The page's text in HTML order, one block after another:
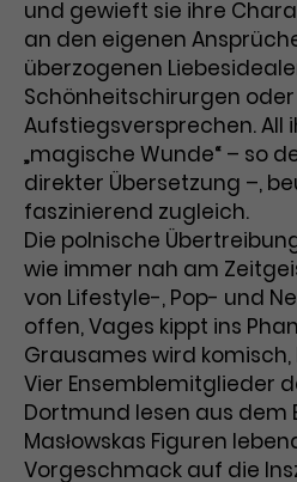
Name _gat_UA-
Anbieter Google
Laufzeit 1 Minute
Zweck
Das ist ein von
gesetztes
Daten werden
pro Minute an
gesendet.
werden
unterbunden.
Name _gcl_dc
Anbieter Google /
Laufzeit 3 Monate
Zweck
Dieses Cookie
Remarketing-
bereitzustellen.
Name IDE
Anbieter Google /
und gewieft sie ihre
an den eigenen
überzogenen
Schönheitschirurgen
Aufstiegsversprechen. All
„magische Wunde“ – so
direkter Übersetzung –,
faszinierend zugleich.
Die polnische
wie immer nah am
von Lifestyle-, Pop- und
offen, Vages kippt ins
Grausames wird
Vier Ensemblemitglieder
Dortmund lesen aus dem
Masłowskas Figuren
Vorgeschmack auf die